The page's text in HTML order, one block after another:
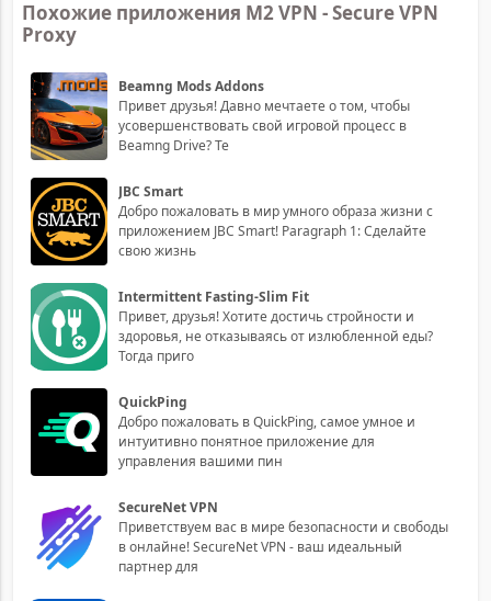
Похожие приложения M2 VPN - Secure VPN
Proxy
Beamng Mods Addons
Привет друзья! Давно мечтаете о том, чтобы
усовершенствовать свой игровой процесс в
Beamng Drive? Те
JBC Smart
Добро пожаловать в мир умного образа жизни с
приложением JBC Smart! Paragraph 1: Сделайте
свою жизнь
Intermittent Fasting-Slim Fit
Привет, друзья! Хотите достичь стройности и
здоровья, не отказываясь от излюбленной еды?
Тогда приго
QuickPing
Добро пожаловать в QuickPing, самое умное и
интуитивно понятное приложение для
управления вашими пин
SecureNet VPN
Приветствуем вас в мире безопасности и свободы
в онлайне! SecureNet VPN - ваш идеальный
партнер для